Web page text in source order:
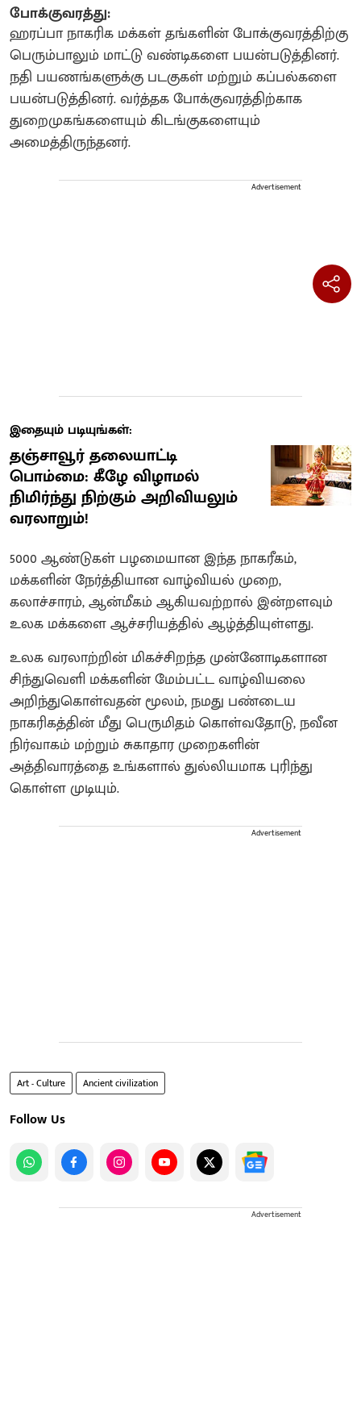
போக்குவரத்து:
ஹரப்பா நாகரிக மக்கள் தங்களின் போக்குவரத்திற்கு
பெரும்பாலும் மாட்டு வண்டிகளை பயன்படுத்தினர்.
நதி பயணங்களுக்கு படகுகள் மற்றும் கப்பல்களை
பயன்படுத்தினர். வர்த்தக போக்குவரத்திற்காக
துறைமுகங்களையும் கிடங்குகளையும்
அமைத்திருந்தனர்.
Advertisement
இதையும் படியுங்கள்:
தஞ்சாவூர் தலையாட்டி
பொம்மை: கீழே விழாமல்
நிமிர்ந்து நிற்கும் அறிவியலும்
வரலாறும்!
5000 ஆண்டுகள் பழமையான இந்த நாகரீகம்,
மக்களின் நேர்த்தியான வாழ்வியல் முறை,
கலாச்சாரம், ஆன்மீகம் ஆகியவற்றால் இன்றளவும்
உலக மக்களை ஆச்சரியத்தில் ஆழ்த்தியுள்ளது.
உலக வரலாற்றின் மிகச்சிறந்த முன்னோடிகளான
சிந்துவெளி மக்களின் மேம்பட்ட வாழ்வியலை
அறிந்துகொள்வதன் மூலம், நமது பண்டைய
நாகரிகத்தின் மீது பெருமிதம் கொள்வதோடு, நவீன
நிர்வாகம் மற்றும் சுகாதார முறைகளின்
அத்திவாரத்தை உங்களால் துல்லியமாக புரிந்து
கொள்ள முடியும்.
Advertisement
Art - Culture Ancient civilization
Follow Us
Advertisement